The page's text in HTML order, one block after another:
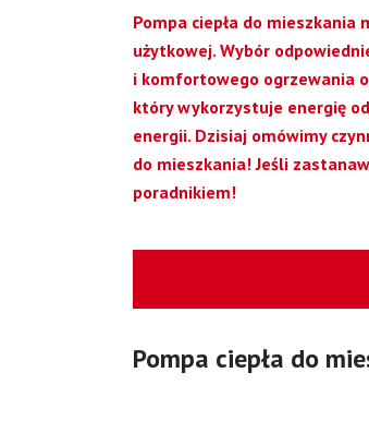
Pompa ciepła do mieszkania
użytkowej. Wybór
i komfortowego ogrzewania
który wykorzystuje energię
energii. Dzisiaj omówimy
do mieszkania! Jeśli
poradnikiem!
Pompa ciepła do